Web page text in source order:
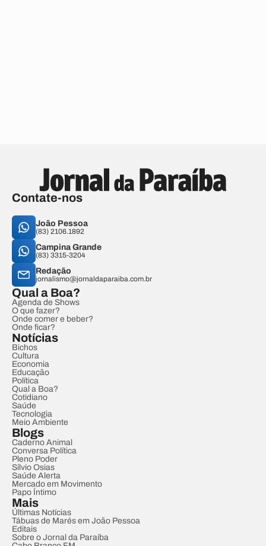
Contate-nos
João Pessoa
(83) 2106.1892
Campina Grande
(83) 3315-3204
Redação
jornalismo@jornaldaparaiba.com.br
Qual a Boa?
Agenda de Shows
O que fazer?
Onde comer e beber?
Onde ficar?
Notícias
Bichos
Cultura
Economia
Educação
Política
Qual a Boa?
Cotidiano
Saúde
Tecnologia
Meio Ambiente
Blogs
Caderno Animal
Conversa Política
Pleno Poder
Sílvio Osias
Saúde Alerta
Mercado em Movimento
Papo Íntimo
Mais
Últimas Notícias
Tábuas de Marés em João Pessoa
Editais
Sobre o Jornal da Paraíba